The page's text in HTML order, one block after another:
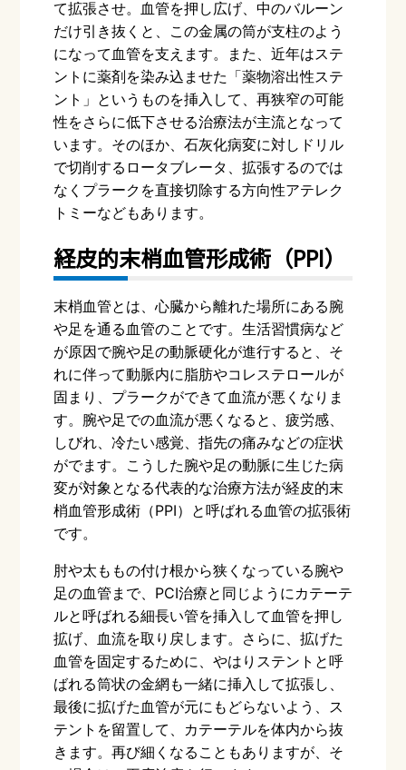
て拡張させ。血管を押し広げ、中のバルーン
だけ引き抜くと、この金属の筒が支柱のよう
になって血管を支えます。また、近年はステ
ントに薬剤を染み込ませた「薬物溶出性ステ
ント」というものを挿入して、再狭窄の可能
性をさらに低下させる治療法が主流となって
います。そのほか、石灰化病変に対しドリル
で切削するロータブレータ、拡張するのでは
なくプラークを直接切除する方向性アテレク
トミーなどもあります。
経皮的末梢血管形成術（PPI）
末梢血管とは、心臓から離れた場所にある腕
や足を通る血管のことです。生活習慣病など
が原因で腕や足の動脈硬化が進行すると、そ
れに伴って動脈内に脂肪やコレステロールが
固まり、プラークができて血流が悪くなりま
す。腕や足での血流が悪くなると、疲労感、
しびれ、冷たい感覚、指先の痛みなどの症状
がでます。こうした腕や足の動脈に生じた病
変が対象となる代表的な治療方法が経皮的末
梢血管形成術（PPI）と呼ばれる血管の拡張術
です。
肘や太ももの付け根から狭くなっている腕や
足の血管まで、 PCI治療と同じようにカテーテ
ルと呼ばれる細長い管を挿入して血管を押し
拡げ、血流を取り戻します。さらに、拡げた
血管を固定するために、やはりステントと呼
ばれる筒状の金網も一緒に挿入して拡張し、
最後に拡げた血管が元にもどらないよう、ス
テントを留置して、カテーテルを体内から抜
きます。再び細くなることもありますが、そ